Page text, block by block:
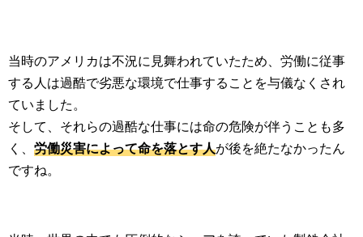
当時のアメリカは不況に見舞われていたため、労働に従事
する人は過酷で劣悪な環境で仕事することを与儀なくされ
ていました。
そして、それらの過酷な仕事には命の危険が伴うことも多
く、 労働災害によって命を落とす人が後を絶たなかったん
ですね。